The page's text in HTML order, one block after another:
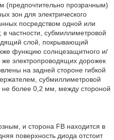
прозрачным)
зон для электрического
посредством одной или
в частности, субмиллиметровой
слой, покрывающий
функцию солнцезащитного и/
же электропроводящих дорожек
на задней стороне гибкой
субмиллиметровой
более 0,2 мм, между стороной
и сторона FB находится в
поверхность диода отстоит